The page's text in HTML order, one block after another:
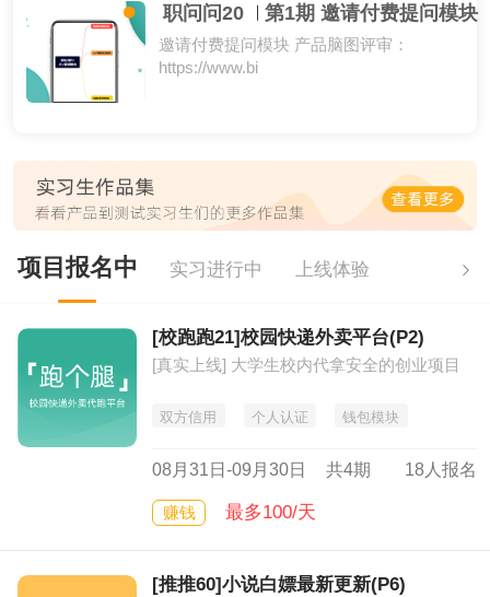
职问问20 第1期 邀请付费提问模块
邀请付费提问模块 产品脑图评审：
https://www.bi
项目报名中 实习进行中 上线体验
[校跑跑21]校园快递外卖平台(P2)
[真实上线] 大学生校内代拿安全的创业项目
双方信用 个人认证 钱包模块
08月31日-09月30日 共4期 18人报名
赚钱 最多100/天
[推推60]小说白嫖最新更新(P6)